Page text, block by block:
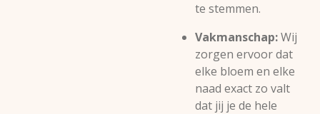
te stemmen.
Vakmanschap:Wij
zorgen ervoor dat
elke bloem en elke
naad exact zo valt
dat jij je de hele